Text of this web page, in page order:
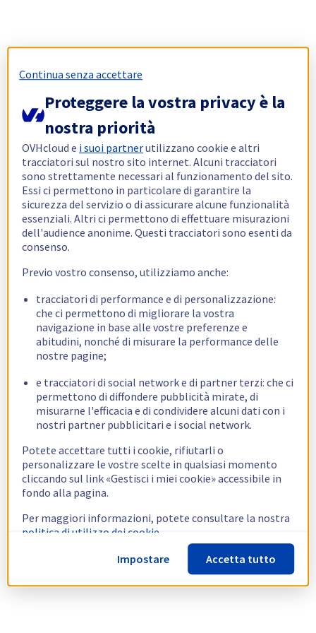
Continua senza accettare
Proteggere la vostra privacy è la
nostra priorità
OVHcloud e i suoi partnerutilizzano cookie e altri
tracciatori sul nostro sito internet. Alcuni tracciatori
sono strettamente necessari al funzionamento del sito.
Essi ci permettono in particolare di garantire la
sicurezza del servizio o di assicurare alcune funzionalità
essenziali. Altri ci permettono di effettuare misurazioni
dell'audience anonime. Questi tracciatori sono esenti da
consenso.
Previo vostro consenso, utilizziamo anche:
tracciatori di performance e di personalizzazione:
che ci permettono di migliorare la vostra
navigazione in base alle vostre preferenze e
abitudini, nonché di misurare la performance delle
nostre pagine;
e tracciatori di social network e di partner terzi: che ci
permettono di diffondere pubblicità mirate, di
misurarne l'efficacia e di condividere alcuni dati con i
nostri partner pubblicitari e i social network.
Potete accettare tutti i cookie, rifiutarli o
personalizzare le vostre scelte in qualsiasi momento
cliccando sul link «Gestisci i miei cookie» accessibile in
fondo alla pagina.
Per maggiori informazioni, potete consultare la nostra
politica di utilizzo dei cookie.
Impostare
Accetta tutto